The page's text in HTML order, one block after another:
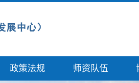
政策法规 师资队伍